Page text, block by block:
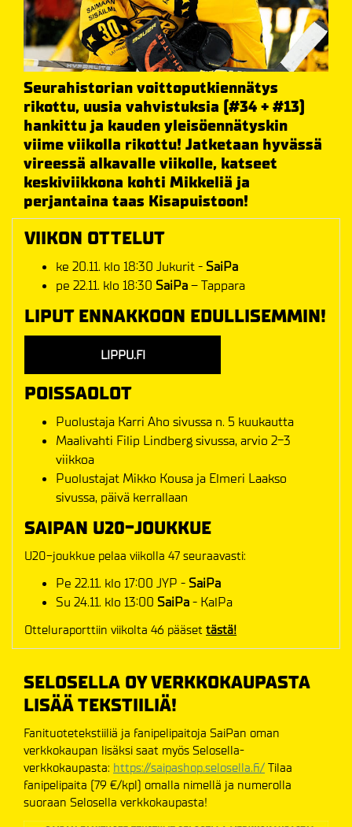
Seurahistorian voittoputkiennätys
rikottu, uusia vahvistuksia (#34 + #13)
hankittu ja kauden yleisöennätyskin
viime viikolla rikottu! Jatketaan hyvässä
vireessä alkavalle viikolle, katseet
keskiviikkona kohti Mikkeliä ja
perjantaina taas Kisapuistoon!
VIIKON OTTELUT
ke 20.11. klo 18:30 Jukurit - SaiPa
pe 22.11. klo 18:30 SaiPa– Tappara
LIPUT ENNAKKOON EDULLISEMMIN!
LIPPU.FI
POISSAOLOT
Puolustaja Karri Aho sivussa n. 5 kuukautta
Maalivahti Filip Lindberg sivussa, arvio 2-3
viikkoa
Puolustajat Mikko Kousa ja Elmeri Laakso
sivussa, päivä kerrallaan
SAIPAN U20-JOUKKUE
U20-joukkue pelaa viikolla 47 seuraavasti:
Pe 22.11. klo 17:00 JYP - SaiPa
Su 24.11. klo 13:00 SaiPa- KalPa
Otteluraporttiin viikolta 46 pääset tästä!
SELOSELLA OY VERKKOKAUPASTA
LISÄÄ TEKSTIILIÄ!
Fanituotetekstiiliä ja fanipelipaitoja SaiPan oman
verkkokaupan lisäksi saat myös Selosella-
verkkokaupasta: https://saipashop.selosella.fi/ Tilaa
fanipelipaita (79 €/kpl) omalla nimellä ja numerolla
suoraan Selosella verkkokaupasta!